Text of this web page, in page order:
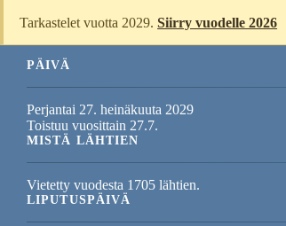
Tarkastelet vuotta 2029.Siirry vuodelle 2026
PÄIVÄ
Perjantai 27. heinäkuuta 2029
Toistuu vuosittain 27.7.
MISTÄ LÄHTIEN
Vietetty vuodesta 1705 lähtien.
LIPUTUSPÄIVÄ